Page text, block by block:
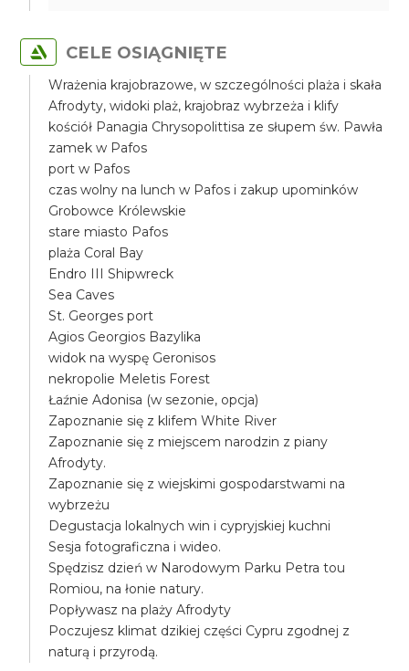
CELE OSIĄGNIĘTE
Wrażenia krajobrazowe, w szczególności plaża i skała
Afrodyty, widoki plaż, krajobraz wybrzeża i klify
kościół Panagia Chrysopolittisa ze słupem św. Pawła
zamek w Pafos
port w Pafos
czas wolny na lunch w Pafos i zakup upominków
Grobowce Królewskie
stare miasto Pafos
plaża Coral Bay
Endro III Shipwreck
Sea Caves
St. Georges port
Agios Georgios Bazylika
widok na wyspę Geronisos
nekropolie Meletis Forest
Łaźnie Adonisa (w sezonie, opcja)
Zapoznanie się z klifem White River
Zapoznanie się z miejscem narodzin z piany
Afrodyty.
Zapoznanie się z wiejskimi gospodarstwami na
wybrzeżu
Degustacja lokalnych win i cypryjskiej kuchni
Sesja fotograficzna i wideo.
Spędzisz dzień w Narodowym Parku Petra tou
Romiou, na łonie natury.
Popływasz na plaży Afrodyty
Poczujesz klimat dzikiej części Cypru zgodnej z
naturą i przyrodą.